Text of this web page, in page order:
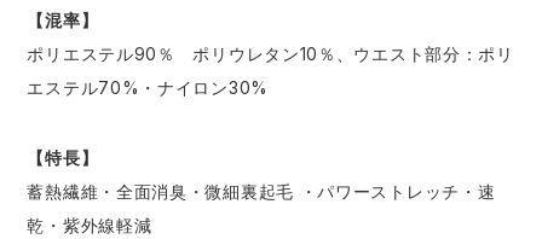
【混率】
ポリエステル90％ ポリウレタン10％、ウエスト部分：ポリ
エステル70%・ナイロン30%
【特長】
蓄熱繊維・全面消臭・微細裏起毛 ・パワーストレッチ・速
乾・紫外線軽減